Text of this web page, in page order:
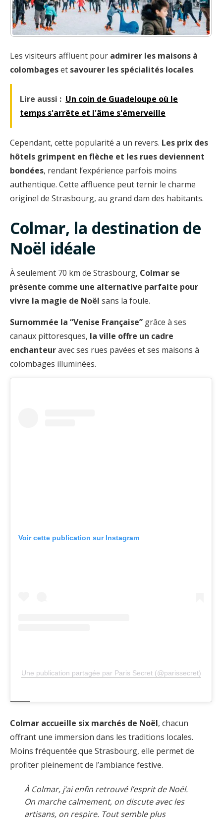
Les visiteurs affluent pour admirer les maisons à
colombageset savourer les spécialités locales.
Lire aussi : Un coin de Guadeloupe où le
temps s'arrête et l'âme s'émerveille
Cependant, cette popularité a un revers. Les prix des
hôtels grimpent en flèche et les rues deviennent
bondées, rendant l’expérience parfois moins
authentique. Cette affluence peut ternir le charme
originel de Strasbourg, au grand dam des habitants.
Colmar, la destination de
Noël idéale
À seulement 70 km de Strasbourg, Colmar se
présente comme une alternative parfaite pour
vivre la magie de Noël sans la foule.
Surnommée la “Venise Française” grâce à ses
canaux pittoresques, la ville offre un cadre
enchanteuravec ses rues pavées et ses maisons à
colombages illuminées.
Voir cette publication sur Instagram
Une publication partagée par Paris Secret (@parissecret)
Colmar accueille six marchés de Noël, chacun
offrant une immersion dans les traditions locales.
Moins fréquentée que Strasbourg, elle permet de
profiter pleinement de l’ambiance festive.
À Colmar, j’ai enfin retrouvé l’esprit de Noël.
On marche calmement, on discute avec les
artisans, on respire. Tout semble plus